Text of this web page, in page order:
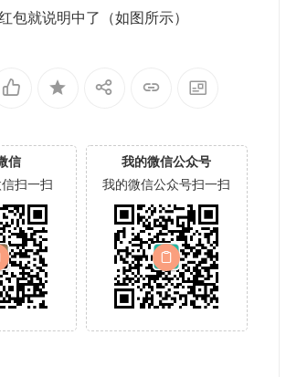
包就说明中了（如图所示）
信
扫一扫
我的微信公众号
我的微信公众号扫一扫